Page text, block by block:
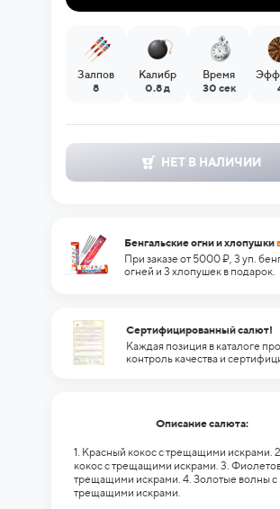
Залпов
8
Калибр
0.8 д
Время
30 сек
НЕТ В НАЛИЧИИ
Бенгальские огни и хлопушки
При заказе от 5000 ₽, 3 уп.
огней и 3 хлопушек в подарок.
Сертифицированный салют!
Каждая позиция в каталоге
контроль качества и
Описание салюта:
1. Красный кокос с трещащими искрами.
кокос с трещащими искрами. 3.
трещащими искрами. 4. Золотые волны с
трещащими искрами.